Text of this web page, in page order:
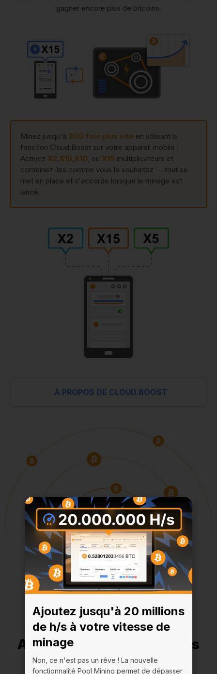
gagner encore plus de bitcoins.
Minez jusqu'à 300 fois plus vite en utilisant la
fonction Cloud.Boost sur votre appareil mobile !
Activez X2 X15 X10 , ou X15 multiplicateurs et
combinez-les comme vous le souhaitez — tout se
met en place et s'accorde lorsque le minage est
lancé.
À PROPOS DE CLOUD.BOOST
Ajoutez jusqu'à 20 millions
de h/s à votre vitesse de
Ajoutez jusqu'à 20 millions
de h/s à votre vitesse de
minage
Non, ce n'est pas un rêve ! La nouvelle
fonctionnalité Pool Mining permet de dépasser